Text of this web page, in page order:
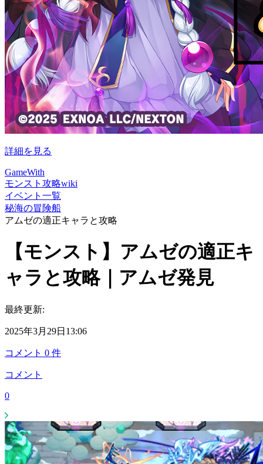
詳細を見る
GameWith
モンスト攻略wiki
イベント一覧
秘海の冒険船
アムゼの適正キャラと攻略
【モンスト】アムゼの適正キ
ャラと攻略｜アムゼ発見
最終更新:
2025年3月29日13:06
コメント 0 件
コメント
0